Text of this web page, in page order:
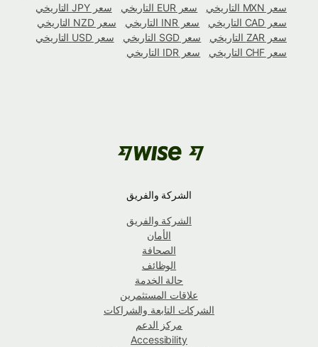
سعر MXN التاريخي
سعر EUR التاريخي
سعر JPY التاريخي
سعر CAD التاريخي
سعر INR التاريخي
سعر NZD التاريخي
سعر ZAR التاريخي
سعر SGD التاريخي
سعر USD التاريخي
سعر CHF التاريخي
سعر IDR التاريخي
الشركة والفريق
الشركة والفريق
الأمان
الصحافة
الوظائف
حالة الخدمة
علاقات المستثمرين
الشركات التابعة والشراكات
مركز الدعم
Accessibility